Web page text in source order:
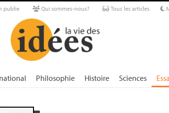
publie Qui sommes-nous? Tous les articles
Philosophie Histoire Sciences